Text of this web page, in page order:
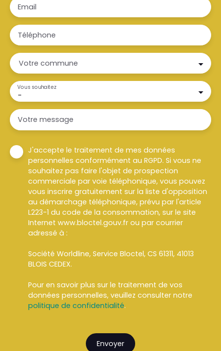
Email
Téléphone
Votre commune
-
Vous souhaitez
Votre message
J'accepte le traitement de mes données
personnelles conformément au RGPD. Si vous ne
souhaitez pas faire l'objet de prospection
commerciale par voie téléphonique, vous pouvez
vous inscrire gratuitement sur la liste d'opposition
au démarchage téléphonique, prévu par l'article
L223-1 du code de la consommation, sur le site
Internet www.bloctel.gouv.fr ou par courrier
adressé à :
Société Worldline, Service Bloctel, CS 61311, 41013
BLOIS CEDEX.
Pour en savoir plus sur le traitement de vos
données personnelles, veuillez consulter notre
politique de confidentialité.
Envoyer